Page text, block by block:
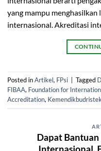
yang mampu
internasional. Akreditasi
Posted inArtikel, FPsi Tagged
FIBAA, Foundation for
Accreditation,
Dapat